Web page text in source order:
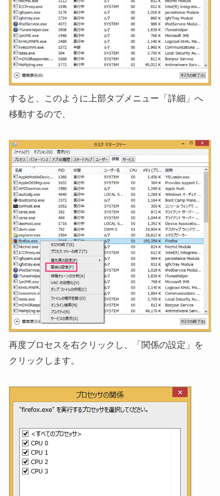
すると、このように上部タブメニュー「詳細」へ
移動するので、
再度プロセスを右クリックし、「関係の設定」を
クリックします。